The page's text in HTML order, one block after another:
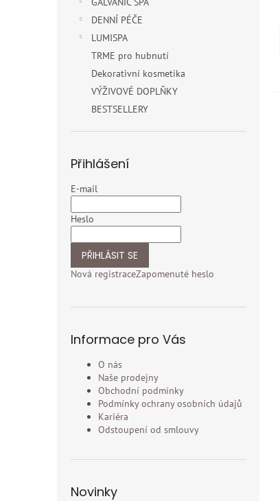
DENNÍ PÉČE
LUMISPA
TRME pro hubnutí
Dekorativní kosmetika
VÝŽIVOVÉ DOPLŇKY
BESTSELLERY
Přihlášení
E-mail
Heslo
PŘIHLÁSIT SE
Nová registraceZapomenuté heslo
Informace pro Vás
O nás
Naše prodejny
Obchodní podmínky
Podmínky ochrany osobních údajů
Kariéra
Odstoupení od smlouvy
Novinky